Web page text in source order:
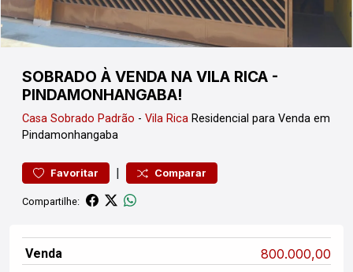
SOBRADO À VENDA NA VILA RICA -
PINDAMONHANGABA!
Casa Sobrado Padrão - Vila Rica Residencial para Venda em
Pindamonhangaba
Favoritar | Comparar
Compartilhe:
Venda 800.000,00